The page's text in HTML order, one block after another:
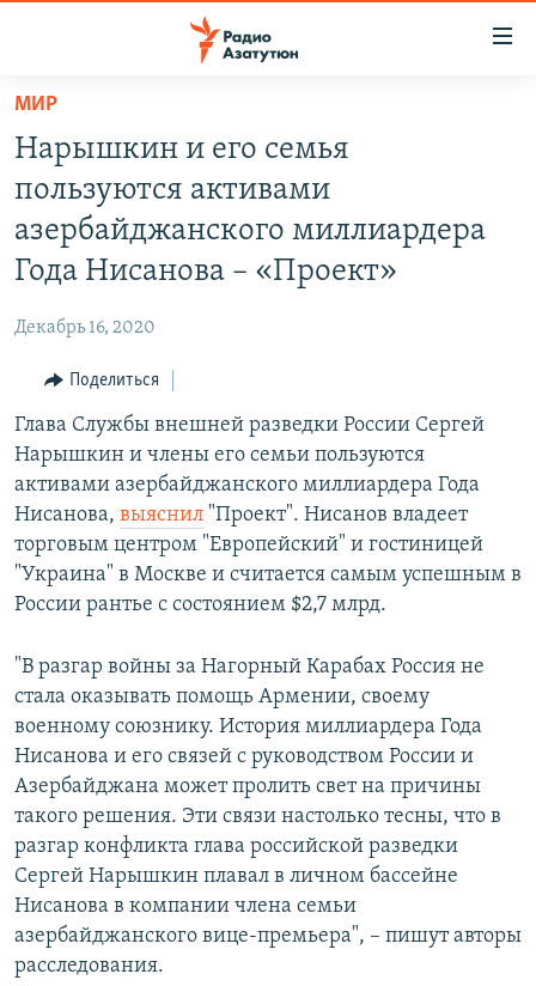
Перейти
основному
содержанию
Перейти
основной
Перейти
поиску
НОВОСТИ
ПОЛИТИКА
ОБЩЕСТВО
РЕГИОН
НАГОРНЫЙ КАРАБАХ
КУЛЬТУРА
СПОРТ
АРХИВ
Հայերեն
Русский
Все сайты Радио Азатутюн
МИР
Нарышкин и его семья
пользуются активами
азербайджанского миллиардера
Года Нисанова – «Проект»
Декабрь 16, 2020
Поделиться
Глава Службы внешней разведки России Сергей
Нарышкин и члены его семьи пользуются
активами азербайджанского миллиардера Года
Нисанова, выяснил "Проект". Нисанов владеет
торговым центром "Европейский" и гостиницей
"Украина" в Москве и считается самым успешным в
России рантье с состоянием $2,7 млрд.
"В разгар войны за Нагорный Карабах Россия не
стала оказывать помощь Армении, своему
военному союзнику. История миллиардера Года
Нисанова и его связей с руководством России и
Азербайджана может пролить свет на причины
такого решения. Эти связи настолько тесны, что в
разгар конфликта глава российской разведки
Сергей Нарышкин плавал в личном бассейне
Нисанова в компании члена семьи
азербайджанского вице-премьера", – пишут авторы
расследования.